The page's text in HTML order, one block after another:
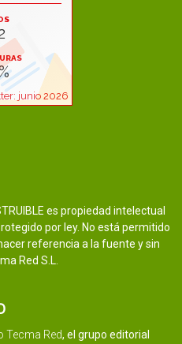
es propiedad intelectual
por ley. No está permitido
referencia a la fuente y sin
Red S.L.
Tecma Red, el grupo editorial